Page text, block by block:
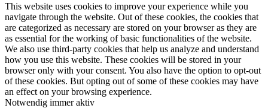
This website uses cookies to improve your experience while you
navigate through the website. Out of these cookies, the cookies that
are categorized as necessary are stored on your browser as they are
as essential for the working of basic functionalities of the website.
We also use third-party cookies that help us analyze and understand
how you use this website. These cookies will be stored in your
browser only with your consent. You also have the option to opt-out
of these cookies. But opting out of some of these cookies may have
an effect on your browsing experience.
Notwendig immer aktiv